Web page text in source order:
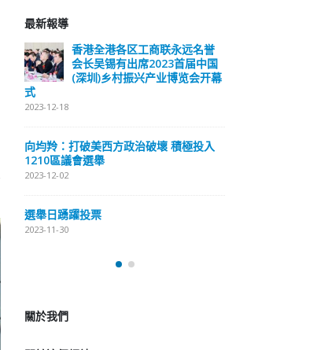
最新報導
選舉日踴躍投票 文: 朱家健
2023-11-30
抹黑候選人涉選舉舞弊 文: 朱家健
香港公院探访明起无须预约一
關於這個網站